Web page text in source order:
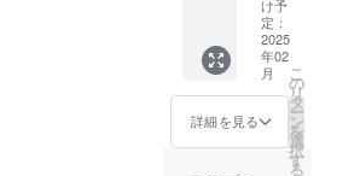
食品表
示はお
届け商
品のラ
ベルに
表記さ
れま
す。 商
品開封
援コメ
ントも
励みに
なりま
せの期
限を
「2025
年5月か
ら2025
年11月
まで」
日：木
金土日
の週4日
間 ・営
業時
間：
12:00-
17:00（
いをお
届けし
ます！
▼リ
ターン
内容 ・
興味は
あるけ
ど、勇
気がな
かっ
た。 そ
んなあ
なた
け予
定：
2025
年02
月
詳細を見る
こ
の
リ
タ
ー
ン
を
選
択
す
る